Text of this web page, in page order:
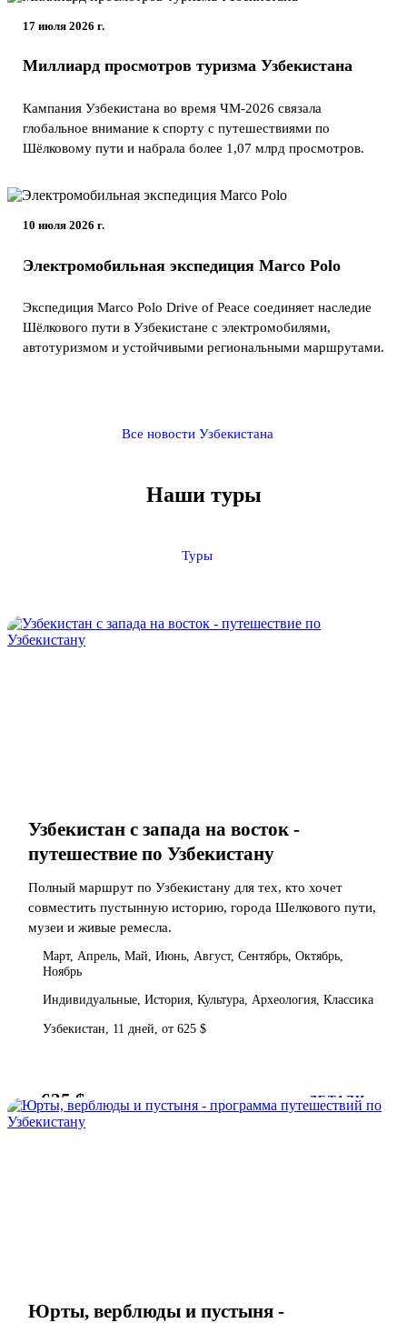
17 июля 2026 г.
Миллиард просмотров туризма Узбекистана
Кампания Узбекистана во время ЧМ-2026 связала
глобальное внимание к спорту с путешествиями по
Шёлковому пути и набрала более 1,07 млрд просмотров.
10 июля 2026 г.
Электромобильная экспедиция Marco Polo
Экспедиция Marco Polo Drive of Peace соединяет наследие
Шёлкового пути в Узбекистане с электромобилями,
автотуризмом и устойчивыми региональными маршрутами.
Все новости Узбекистана
Наши туры
Туры
Узбекистан с запада на восток -
путешествие по Узбекистану
Полный маршрут по Узбекистану для тех, кто хочет
совместить пустынную историю, города Шелкового пути,
музеи и живые ремесла.
Март, Апрель, Май, Июнь, Август, Сентябрь, Октябрь,
Ноябрь
Индивидуальные, История, Культура, Археология, Классика
Узбекистан, 11 дней, от 625 $
от625 $ ДЕТАЛИ
Юрты, верблюды и пустыня -